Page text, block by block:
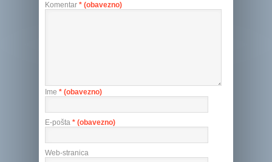
Komentar * (obavezno)
Ime * (obavezno)
E-pošta * (obavezno)
Web-stranica